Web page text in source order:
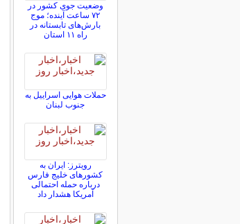
وضعیت جوی کشور در
۷۲ ساعت آینده؛ موج
بارش‌های تابستانه در
راه ۱۱ استان
حملات هوایی اسراییل به
جنوب لبنان
رویترز: ایران به
کشورهای خلیج فارس
درباره حمله احتمالی
آمریکا هشدار داد